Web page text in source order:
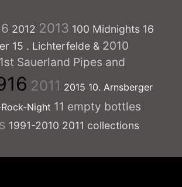
2012 2013 100 Midnights 16
15 . Lichterfelde & 2010
1st Sauerland Pipes and
2011 2015 10. Arnsberger
Night 11 empty bottles
1991-2010 2011 collections